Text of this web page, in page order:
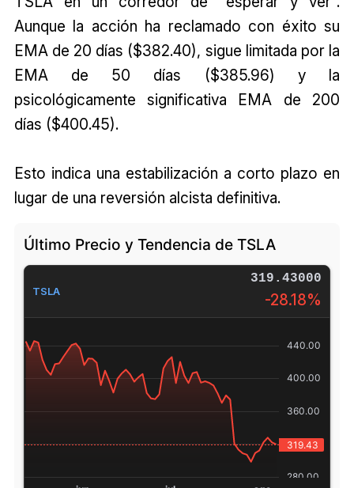
Aunque la acción ha reclamado con éxito su
EMA de 20 días ($382.40), sigue limitada por la
EMA de 50 días ($385.96) y la
psicológicamente significativa EMA de 200
días ($400.45).
Esto indica una estabilización a corto plazo en
lugar de una reversión alcista definitiva.
Último Precio y Tendencia de TSLA
TSLA
319.43000
-28.18%